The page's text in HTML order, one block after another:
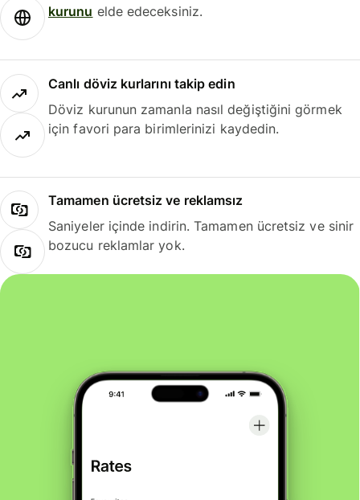
kurunu elde edeceksiniz.
Canlı döviz kurlarını takip edin
Döviz kurunun zamanla nasıl değiştiğini görmek
için favori para birimlerinizi kaydedin.
Tamamen ücretsiz ve reklamsız
Saniyeler içinde indirin. Tamamen ücretsiz ve sinir
bozucu reklamlar yok.